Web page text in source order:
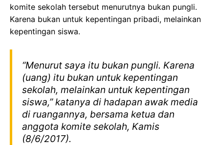
komite sekolah tersebut menurutnya bukan pungli.
Karena bukan untuk kepentingan pribadi, melainkan
kepentingan siswa.
“Menurut saya itu bukan pungli. Karena
(uang) itu bukan untuk kepentingan
sekolah, melainkan untuk kepentingan
siswa,” katanya di hadapan awak media
di ruangannya, bersama ketua dan
anggota komite sekolah, Kamis
(8/6/2017).